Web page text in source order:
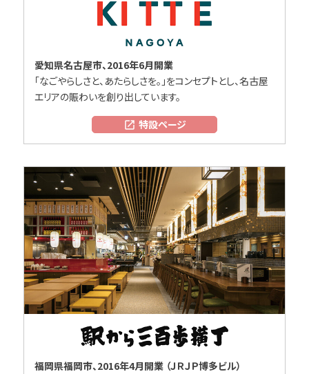
愛知県名古屋市、2016年6月開業
「なごやらしさと、あたらしさを。」をコンセプトとし、名古屋
エリアの賑わいを創り出しています。
open_in_new 特設ページ
福岡県福岡市、2016年4月開業 （ＪＲＪＰ博多ビル）